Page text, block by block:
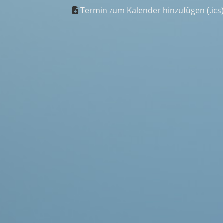
Termin zum Kalender hinzufügen (.ics)